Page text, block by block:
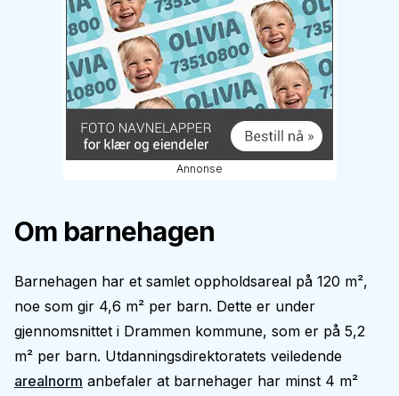
Annonse
Om barnehagen
Barnehagen har et samlet oppholdsareal på 120 m²,
noe som gir 4,6 m² per barn. Dette er under
gjennomsnittet i Drammen kommune, som er på 5,2
m² per barn. Utdanningsdirektoratets veiledende
arealnorm anbefaler at barnehager har minst 4 m²